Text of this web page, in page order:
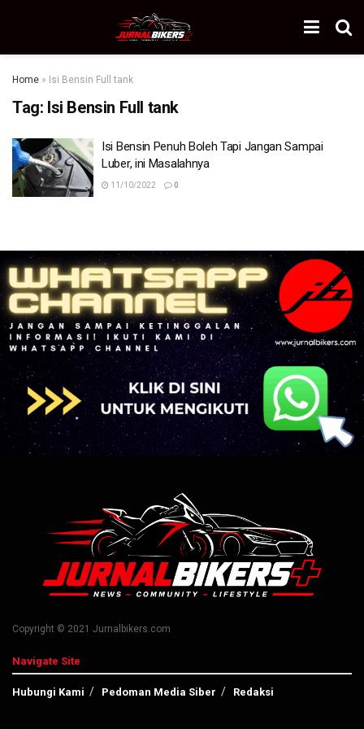
Home » Isi Bensin Full tank
Tag: Isi Bensin Full tank
Isi Bensin Penuh Boleh Tapi Jangan Sampai
Luber, ini Masalahnya
11/10/2022 0
Copyright © 2021 Jurnalbikers.com
Navigate Site
Hubungi Kami Pedoman Media Siber Redaksi